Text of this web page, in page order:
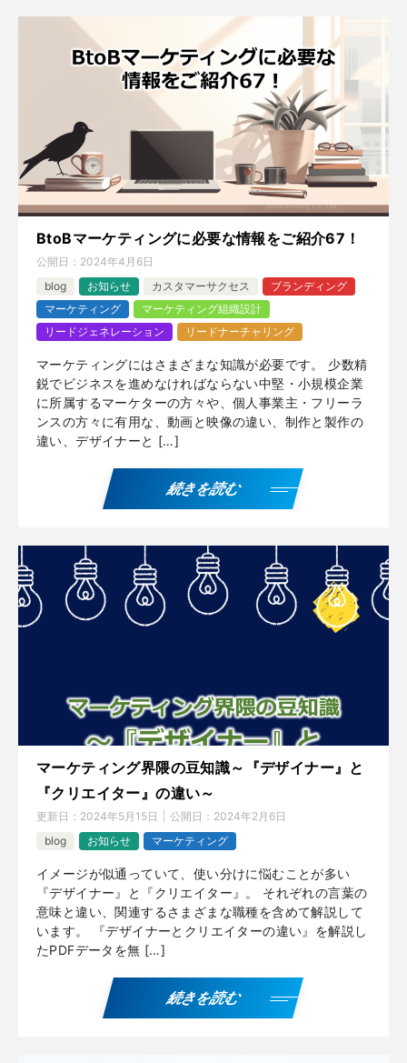
BtoBマーケティングに必要な情報をご紹介67！
公開日： 2024年4月6日
blog
お知らせ カスタマーサクセス
ブランディング
マーケティング
マーケティング組織設計
リードジェネレーション
リードナーチャリング
マーケティングにはさまざまな知識が必要です。 少数精
鋭でビジネスを進めなければならない中堅・小規模企業
に所属するマーケターの方々や、個人事業主・フリーラ
ンスの方々に有用な、動画と映像の違い、制作と製作の
違い、デザイナーと […]
続きを読む
マーケティング界隈の豆知識～『デザイナー』と
『クリエイター』の違い～
更新日： 2024年5月15日 公開日： 2024年2月6日
blog
お知らせ マーケティング
イメージが似通っていて、使い分けに悩むことが多い
『デザイナー』と『クリエイター』。 それぞれの言葉の
意味と違い、関連するさまざまな職種を含めて解説して
います。 『デザイナーとクリエイターの違い』を解説し
たPDFデータを無 […]
続きを読む